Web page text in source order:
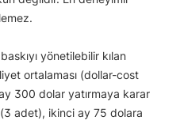
yönetilebilir kılan
ortalaması (dollar-cost
300 dolar yatırmaya karar
adet), ikinci ay 75 dolara